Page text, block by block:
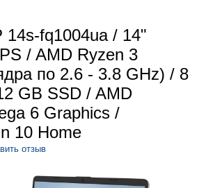
14s-fq1004ua / 14"
/ AMD Ryzen 3
по 2.6 - 3.8 GHz) / 8
GB SSD / AMD
6 Graphics /
10 Home
отзыв